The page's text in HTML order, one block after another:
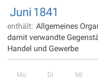
Juni 1841
enthält: Allgemeines
damit verwandte
Handel und Gewerbe
Mo Di Mi